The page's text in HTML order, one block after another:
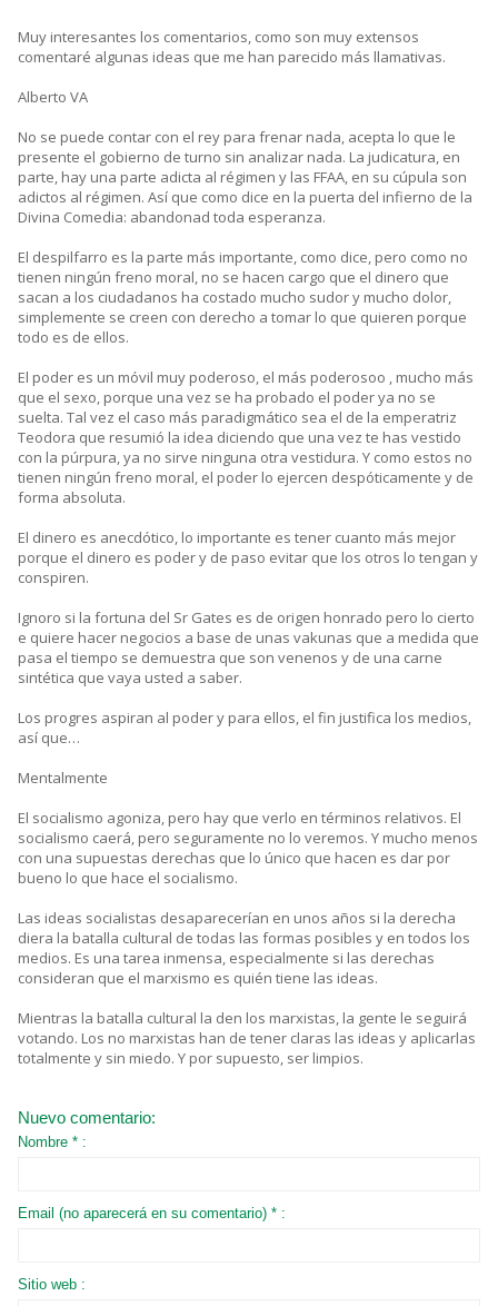
Muy interesantes los comentarios, como son muy extensos
comentaré algunas ideas que me han parecido más llamativas.
Alberto VA
No se puede contar con el rey para frenar nada, acepta lo que le
presente el gobierno de turno sin analizar nada. La judicatura, en
parte, hay una parte adicta al régimen y las FFAA, en su cúpula son
adictos al régimen. Así que como dice en la puerta del infierno de la
Divina Comedia: abandonad toda esperanza.
El despilfarro es la parte más importante, como dice, pero como no
tienen ningún freno moral, no se hacen cargo que el dinero que
sacan a los ciudadanos ha costado mucho sudor y mucho dolor,
simplemente se creen con derecho a tomar lo que quieren porque
todo es de ellos.
El poder es un móvil muy poderoso, el más poderosoo , mucho más
que el sexo, porque una vez se ha probado el poder ya no se
suelta. Tal vez el caso más paradigmático sea el de la emperatriz
Teodora que resumió la idea diciendo que una vez te has vestido
con la púrpura, ya no sirve ninguna otra vestidura. Y como estos no
tienen ningún freno moral, el poder lo ejercen despóticamente y de
forma absoluta.
El dinero es anecdótico, lo importante es tener cuanto más mejor
porque el dinero es poder y de paso evitar que los otros lo tengan y
conspiren.
Ignoro si la fortuna del Sr Gates es de origen honrado pero lo cierto
e quiere hacer negocios a base de unas vakunas que a medida que
pasa el tiempo se demuestra que son venenos y de una carne
sintética que vaya usted a saber.
Los progres aspiran al poder y para ellos, el fin justifica los medios,
así que…
Mentalmente
El socialismo agoniza, pero hay que verlo en términos relativos. El
socialismo caerá, pero seguramente no lo veremos. Y mucho menos
con una supuestas derechas que lo único que hacen es dar por
bueno lo que hace el socialismo.
Las ideas socialistas desaparecerían en unos años si la derecha
diera la batalla cultural de todas las formas posibles y en todos los
medios. Es una tarea inmensa, especialmente si las derechas
consideran que el marxismo es quién tiene las ideas.
Mientras la batalla cultural la den los marxistas, la gente le seguirá
votando. Los no marxistas han de tener claras las ideas y aplicarlas
totalmente y sin miedo. Y por supuesto, ser limpios.
Nuevo comentario:
Nombre * :
Email (no aparecerá en su comentario) * :
Sitio web :